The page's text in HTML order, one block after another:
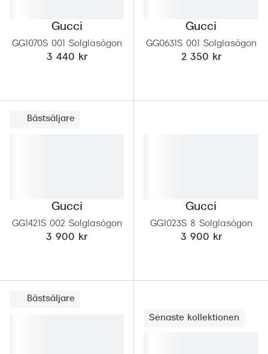
Gucci
GG1070S 001 Solglasögon
3 440 kr
Gucci
GG0631S 001 Solglasögon
2 350 kr
Bästsäljare
Gucci
GG1421S 002 Solglasögon
3 900 kr
Gucci
GG1023S 8 Solglasögon
3 900 kr
Bästsäljare
Senaste kollektionen